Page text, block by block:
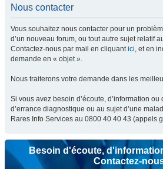
Nous contacter
Vous souhaitez nous contacter pour un
d’un nouveau forum, ou tout autre sujet relatif
Contactez-nous par mail en cliquantici, et en
demande en « objet ».
Nous traiterons votre demande dans les
Si vous avez besoin d’écoute, d’information ou
d’errance diagnostique ou au sujet d’une
Rares Info Services au 0800 40 40 43 (appels
Besoin d'écoute,
Contactez-